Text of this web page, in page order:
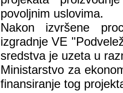
povoljnim uslovima.
Nakon izvršene
izgradnje VE
sredstva je uzeta u
Ministarstvo za
finansiranje tog